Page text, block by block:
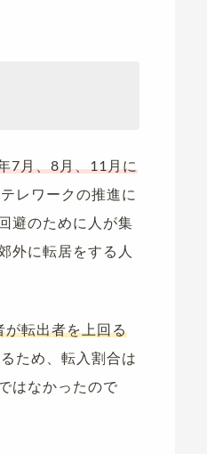
7月、8月、11月に
レワークの推進に
避のために人が集
外に転居をする人
が転出者を上回る
ため、転入割合は
はなかったので